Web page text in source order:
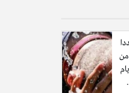
الجانب الياباني
من